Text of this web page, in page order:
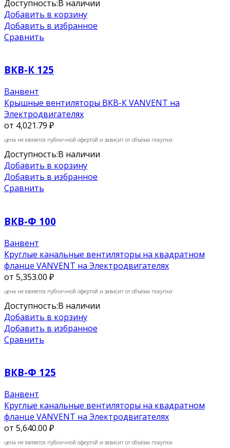
Доступность:В наличии
Добавить в корзину
Добавить в избранное
Сравнить
ВКВ-К 125
Ванвент
Крышные вентиляторы ВКВ-К VANVENT на
Электродвигателях
от 4,021.79 ₽
цена не является публичной офертой и зависит от объёма покупки
Доступность:В наличии
Добавить в корзину
Добавить в избранное
Сравнить
ВКВ-Ф 100
Ванвент
Круглые канальные вентиляторы на квадратном
фланце VANVENT на Электродвигателях
от 5,353.00 ₽
цена не является публичной офертой и зависит от объёма покупки
Доступность:В наличии
Добавить в корзину
Добавить в избранное
Сравнить
ВКВ-Ф 125
Ванвент
Круглые канальные вентиляторы на квадратном
фланце VANVENT на Электродвигателях
от 5,640.00 ₽
цена не является публичной офертой и зависит от объёма покупки